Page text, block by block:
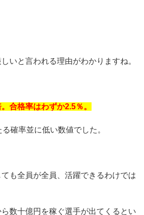
いと言われる理由がわかりますね。
合格率はわずか2.5％。
確率並に低い数値でした。
も全員が全員、活躍できるわけでは
数十億円を稼ぐ選手が出てくるとい